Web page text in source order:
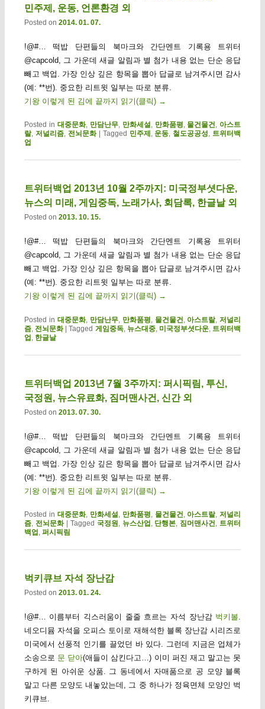
민주제, 운동, 언론환경 외
Posted on 2014. 01. 07.
!@#… 떡밥 단편들의 북마크와 간단멘트 기록용 트위터
@capcold, 그 가운데 새글 알림과 별 첨가 내용 없는 단순 응답
빼고 백업. 가장 인상 깊은 항목을 뽑아 답글로 남겨주시면 감사
(예: **번). 중요한 리트윗 일부는 따로 분류.
기왕 이렇게 된 김에 끝까지 읽기(클릭) →
Posted in 대중문화, 만담난무, 만화세설, 만화품평, 물건물건, 아스트
랄, 저널리즘, 전뇌문화 Tagged 민주제 ,운동, 철도공공성,트위터백
업
트위터백업 2013년 10월 2주까지: 미국정부셧다운,
뉴스의 미래, 게임중독, 노래가사, 회담록, 한글날 외
Posted on 2013. 10. 15.
!@#… 떡밥 단편들의 북마크와 간단멘트 기록용 트위터
@capcold, 그 가운데 새글 알림과 별 첨가 내용 없는 단순 응답
빼고 백업. 가장 인상 깊은 항목을 뽑아 답글로 남겨주시면 감사
(예: **번). 중요한 리트윗 일부는 따로 분류.
기왕 이렇게 된 김에 끝까지 읽기(클릭) →
Posted in 대중문화, 만담난무, 만화품평 물건물건 아스트랄,저널리
즘, 전뇌문화 |Tagged 게임중독, 뉴스대중, 미국정부셧다운 트위터백
업 한글날
트위터백업 2013년 7월 3주까지: 퍼시픽림, 투신,
국정원, 뉴스유료화, 짐머맨사건, 신간 외
Posted on 2013. 07. 30.
!@#… 떡밥 단편들의 북마크와 간단멘트 기록용 트위터
@capcold, 그 가운데 새글 알림과 별 첨가 내용 없는 단순 응답
빼고 백업. 가장 인상 깊은 항목을 뽑아 답글로 남겨주시면 감사
(예: **번). 중요한 리트윗 일부는 따로 분류.
기왕 이렇게 된 김에 끝까지 읽기(클릭) →
Posted in 대중문화, 만화세설, 만화품평, 물건물건, 아스트랄,저널리
즘, 전뇌문화 | Tagged 국정원, 뉴스산업, 단행본, 짐머맨사건,트위터
백업, 퍼시픽림
벅키큐브 자석 장난감
Posted on 2013. 01. 24.
!@#… 이름부터 긱스러움이 줄줄 흐르는 자석 장난감 벅키볼
네오디뮴 자석을 오피스 토이로 재해석한 블록 장난감 시리즈로
미국에서 선풍적 인기를 끌었던 바 있다. 그런데 지금은 업체가
소송으로 문 닫아(애들이 삼킨다고…) 이미 퍼진 재고 말고는 못
구하게 된 아쉬운 상품. 그 동네에서 자매품으로 공 모양 블록
말고 다른 모양도 내놓았는데, 그 중 하나가 정육면체 모양인 벅
키큐브.